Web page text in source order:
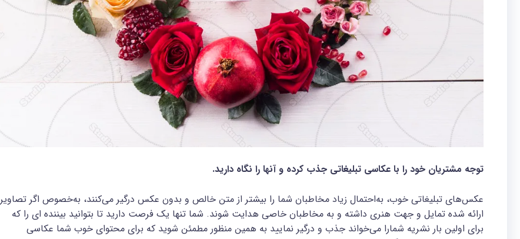
توجه مشتریان خود را با عکاسی تبلیغاتی جذب کرده و آنها را نگاه ‌دارید.
عکس‌های تبلیغاتی خوب، به‌احتمال ‌زیاد مخاطبان شما را بیشتر از متن خالص و بدون عکس درگیر می‌کنند، به‌خصوص اگر تصاویر
ارائه‌ شده تمایل و جهت هنری داشته و به مخاطبان خاصی هدایت شوند. شما تنها یک فرصت دارید تا بتوانید بیننده ای را که
برای اولین بار نشریه شمارا می‌خواند جذب و درگیر نمایید به همین منظور مطمئن شوید که برای محتوای خوب شما عکاسی